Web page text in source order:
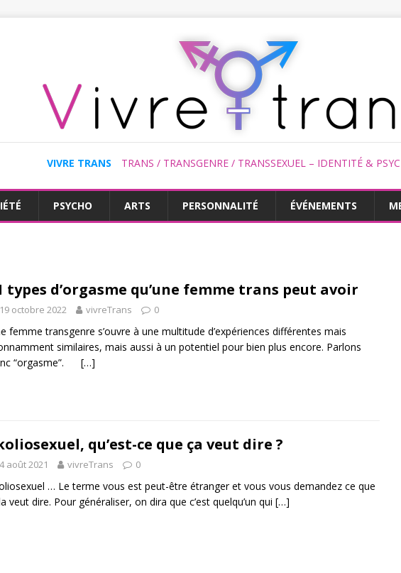
VIVRE TRANS TRANS / TRANSGENRE / TRANSSEXUEL – IDENTITÉ &
PSYCHO ARTS PERSONNALITÉ ÉVÉNEMENTS
types d’orgasme qu’une femme trans peut avoir
19 octobre 2022 vivreTrans 0
femme transgenre s’ouvre à une multitude d’expériences différentes mais
similaires, mais aussi à un potentiel pour bien plus encore. Parlons
“orgasme”. […]
qu’est-ce que ça veut dire ?
4 août 2021 vivreTrans 0
… Le terme vous est peut-être étranger et vous vous demandez ce que
veut dire. Pour généraliser, on dira que c’est quelqu’un qui […]